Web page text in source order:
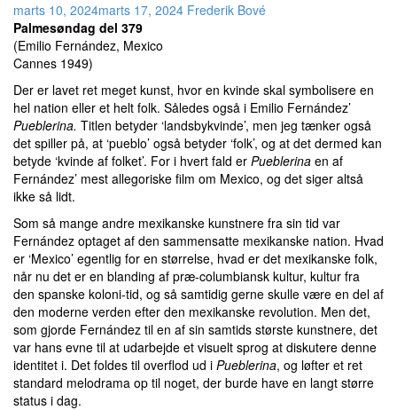
marts 10, 2024marts 17, 2024 Frederik Bové
Palmesøndag del 379
(Emilio Fernández, Mexico
Cannes 1949)
Der er lavet ret meget kunst, hvor en kvinde skal symbolisere en
hel nation eller et helt folk. Således også i Emilio Fernández’
Pueblerina. Titlen betyder ‘landsbykvinde’, men jeg tænker også
det spiller på, at ‘pueblo’ også betyder ‘folk’, og at det dermed kan
betyde ‘kvinde af folket’. For i hvert fald er Pueblerina en af
Fernández’ mest allegoriske film om Mexico, og det siger altså
ikke så lidt.
Som så mange andre mexikanske kunstnere fra sin tid var
Fernández optaget af den sammensatte mexikanske nation. Hvad
er ‘Mexico’ egentlig for en størrelse, hvad er det mexikanske folk,
når nu det er en blanding af præ-columbiansk kultur, kultur fra
den spanske koloni-tid, og så samtidig gerne skulle være en del af
den moderne verden efter den mexikanske revolution. Men det,
som gjorde Fernández til en af sin samtids største kunstnere, det
var hans evne til at udarbejde et visuelt sprog at diskutere denne
identitet i. Det foldes til overflod ud i Pueblerina, og løfter et ret
standard melodrama op til noget, der burde have en langt større
status i dag.